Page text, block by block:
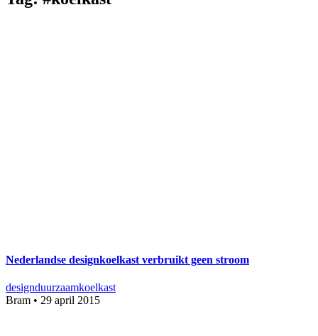
Nederlandse designkoelkast verbruikt geen stroom
designduurzaamkoelkast
Bram • 29 april 2015